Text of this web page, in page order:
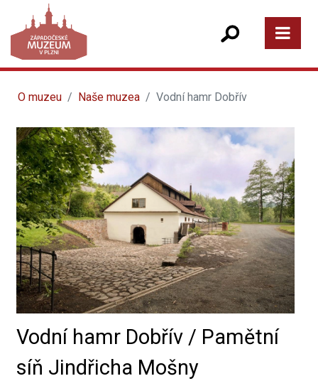
O muzeu Naše muzea Vodní hamr Dobřív
Vodní hamr Dobřív / Pamětní
síň Jindřicha Mošny